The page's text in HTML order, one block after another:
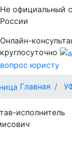
Не официальный
России
Онлайн-
круглосуточно
вопрос юристу
Главная